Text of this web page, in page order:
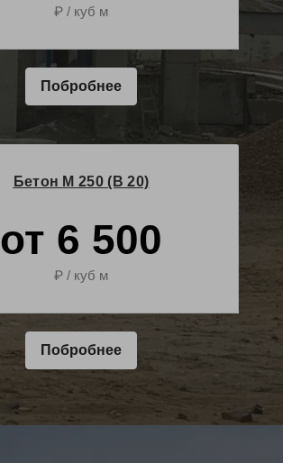
₽ / куб м
Побробнее
Бетон М 250 (B 20)
от 6 500
₽ / куб м
Побробнее